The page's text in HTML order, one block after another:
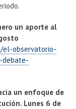
un aporte al
el-observatorio-
debate-
un enfoque de
Lunes 6 de